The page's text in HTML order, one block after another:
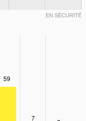
EN SÉCURITÉ